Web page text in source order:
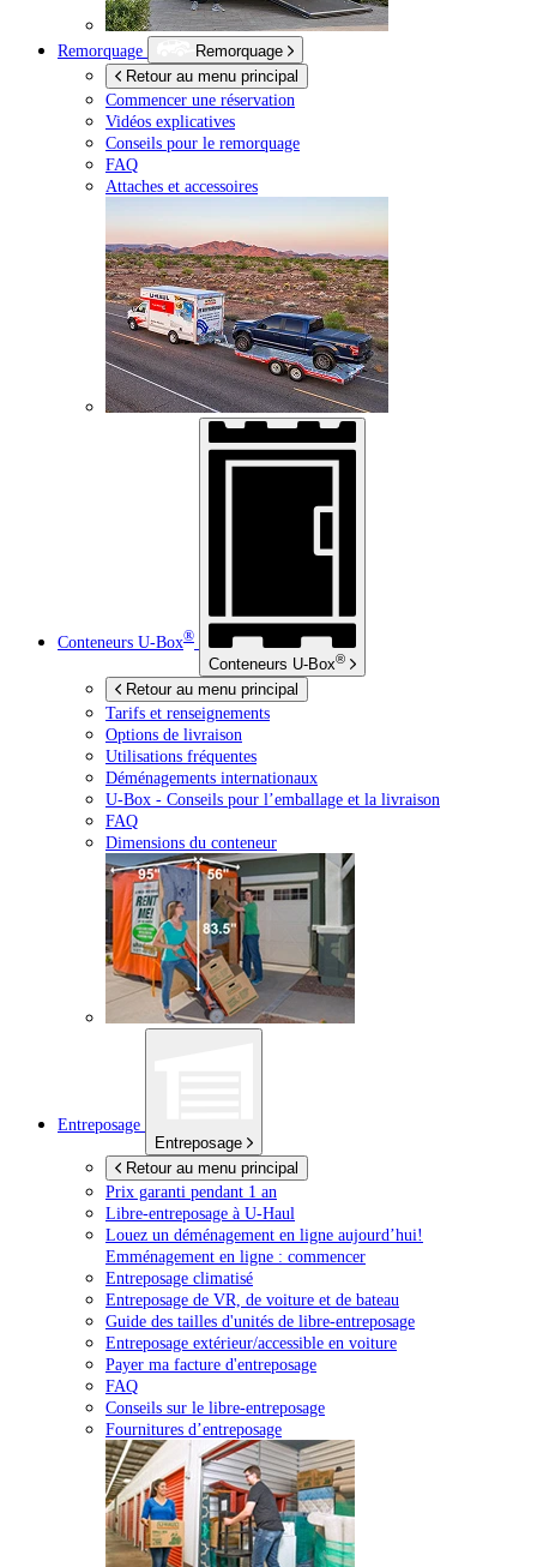
Remorquage
Remorquage
Retour au menu principal
Commencer une réservation
Vidéos explicatives
Conseils pour le remorquage
FAQ
Attaches et accessoires
Conteneurs U-Box®
Conteneurs U-Box®
Retour au menu principal
Tarifs et renseignements
Options de livraison
Utilisations fréquentes
Déménagements internationaux
U-Box - Conseils pour l’emballage et la livraison
FAQ
Dimensions du conteneur
Entreposage
Entreposage
Retour au menu principal
Prix garanti pendant 1 an
Libre-entreposage à U-Haul
Louez un déménagement en ligne aujourd’hui!
Emménagement en ligne : commencer
Entreposage climatisé
Entreposage de VR, de voiture et de bateau
Guide des tailles d'unités de libre-entreposage
Entreposage extérieur/accessible en voiture
Payer ma facture d'entreposage
FAQ
Conseils sur le libre-entreposage
Fournitures d’entreposage